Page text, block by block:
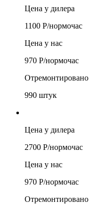
Цена у дилера
1100 Р/нормочас
Цена у нас
970 Р/нормочас
Отремонтировано
990 штук
Цена у дилера
2700 Р/нормочас
Цена у нас
970 Р/нормочас
Отремонтировано